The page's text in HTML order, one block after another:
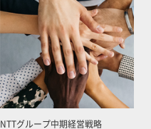
NTTグループ中期経営戦略